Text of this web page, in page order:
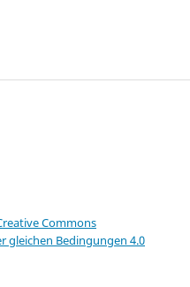
Commons
gleichen Bedingungen 4.0